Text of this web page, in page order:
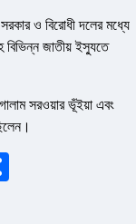
ও বিরোধী দলের মধ্যে
বিভিন্ন জাতীয় ইস্যুতে
সরওয়ার ভূঁইয়া এবং